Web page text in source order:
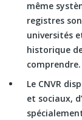
même
registres
universités
historique
comprendre.
Le CNVR
et sociaux,